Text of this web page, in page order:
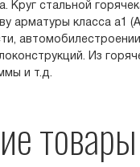
Круг стальной
арматуры класса а1
Из
и т.д.
товары